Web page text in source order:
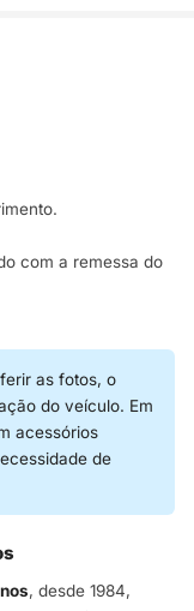
com a remessa do
as fotos, o
do veículo. Em
acessórios
de
, desde 1984,